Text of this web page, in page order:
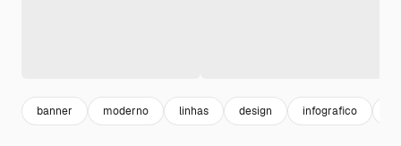
banner moderno linhas design infografico